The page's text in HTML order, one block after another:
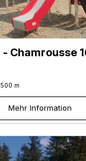
Chamrousse
m
Mehr Information